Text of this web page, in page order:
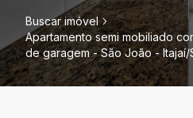
Buscar imóvel
Apartamento semi mobiliado
de garagem - São João - Itajaí/